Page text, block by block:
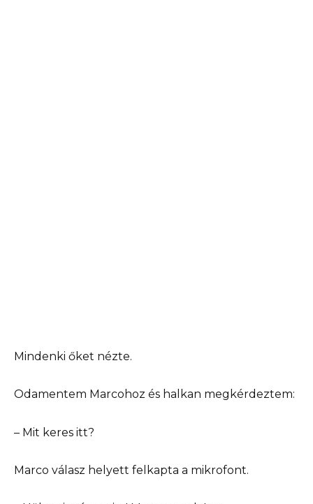
Mindenki őket nézte.
Odamentem Marcohoz és halkan megkérdeztem:
– Mit keres itt?
Marco válasz helyett felkapta a mikrofont.